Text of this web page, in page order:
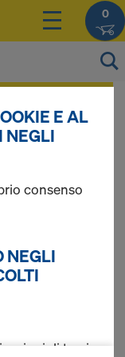
0
basic 27mm
E AL
NEGLI
consenso
NEGLI
di terzi.